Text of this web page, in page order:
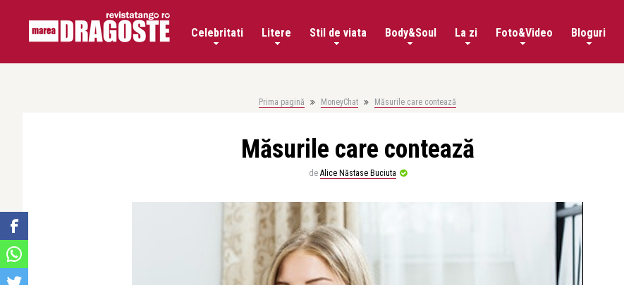
Celebritati Litere Stil de viata Body&Soul La zi Foto&Video Bloguri
Prima pagină MoneyChat Măsurile care contează
Măsurile care contează
de Alice Năstase Buciuta